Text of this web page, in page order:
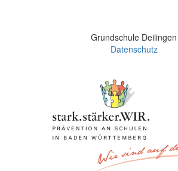
Grundschule Deilingen
Datenschutz